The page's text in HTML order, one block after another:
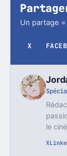
Un partage
X
le
X